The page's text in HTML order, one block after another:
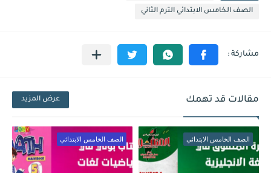
الصف الخامس الابتدائي الترم الثاني
مقالات قد تهمك عرض المزيد
الصف الخامس الابتدائي الصف الخامس الابتدائي